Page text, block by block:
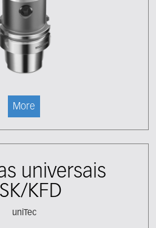
More
universais
KFD
uniTec